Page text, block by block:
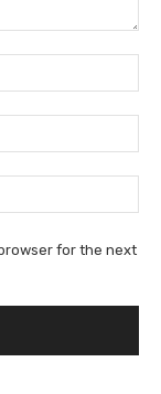
for the next